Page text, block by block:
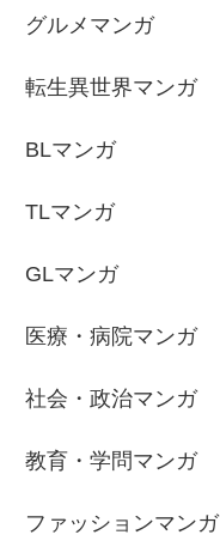
グルメマンガ
転生異世界マンガ
BLマンガ
TLマンガ
GLマンガ
医療・病院マンガ
社会・政治マンガ
教育・学問マンガ
ファッションマンガ